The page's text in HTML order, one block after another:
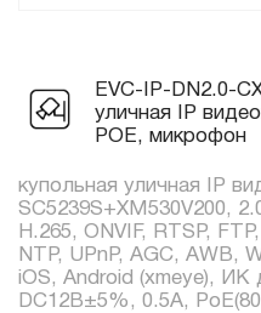
EVC-IP-DN2.0-
уличная IP
POE, микрофон
купольная уличная IP
SC5239S+XM530V200,
H.265, ONVIF, RTSP,
NTP, UPnP, AGC, AWB,
iOS, Android (xmeye), ИК
DC12В±5%, 0.5А,